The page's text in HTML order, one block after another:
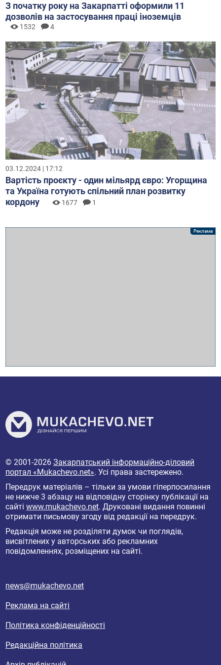
З початку року на Закарпатті оформили 11
дозволів на застосування праці іноземців
1532 4
03.12.2024 | 17:12
Вартість проєкту - один мільярд євро: Угорщина
та Україна готують спільний план розвитку
кордону
1677 1
© 2001-2026Закарпатський інформаційно-діловий
портал «Mukachevo.net». Усі права застережено.
Передрук матеріалів – тільки за умови гіперпосилання
не нижче 3 абзацу на відповідну сторінку публікації на
сайтіwww.mukachevo.net. Друковані видання повинні
отримати письмову згоду від редакції на передрук.
Редакція може не розділяти думок чи поглядів,
висвітлених у авторських або рекламних
повідомленнях, розміщених на сайті.
news@mukachevo.net
Реклама на сайті
Політика конфіденційності
Редакційна політика